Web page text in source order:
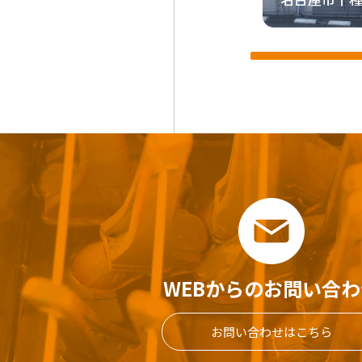
WEBからのお問い合
お問い合わせはこちら